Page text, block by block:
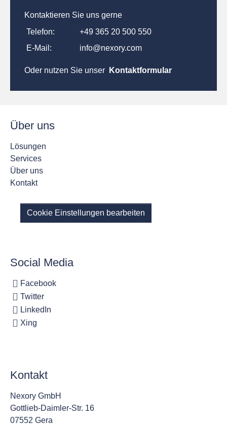
Kontaktieren Sie uns gerne
Telefon:
+49 365 20 500 550
E-Mail:
info@nexory.com
Oder nutzen Sie unser Kontaktformular
Über uns
Lösungen
Services
Über uns
Kontakt
Cookie Einstellungen bearbeiten
Social Media
Facebook
Twitter
LinkedIn
Xing
Kontakt
Nexory GmbH
Gottlieb-Daimler-Str. 16
07552 Gera